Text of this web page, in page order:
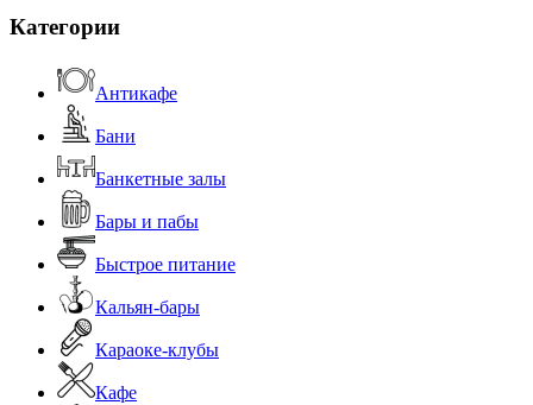
Категории
Антикафе
Бани
Банкетные залы
Бары и пабы
Быстрое питание
Кальян-бары
Караоке-клубы
Кафе